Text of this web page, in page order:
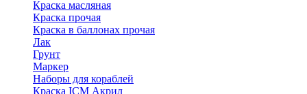
Краска масляная
Краска прочая
Краска в баллонах прочая
Лак
Грунт
Маркер
Наборы для кораблей
Краска ICM Акрил